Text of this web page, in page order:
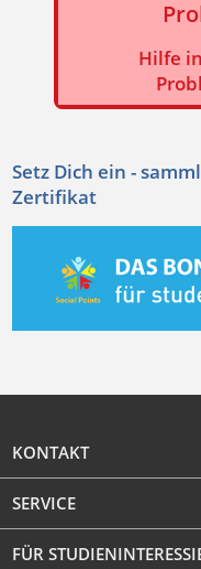
Hilfe
Setz Dich ein -
Zertifikat
KONTAKT
SERVICE
FÜR